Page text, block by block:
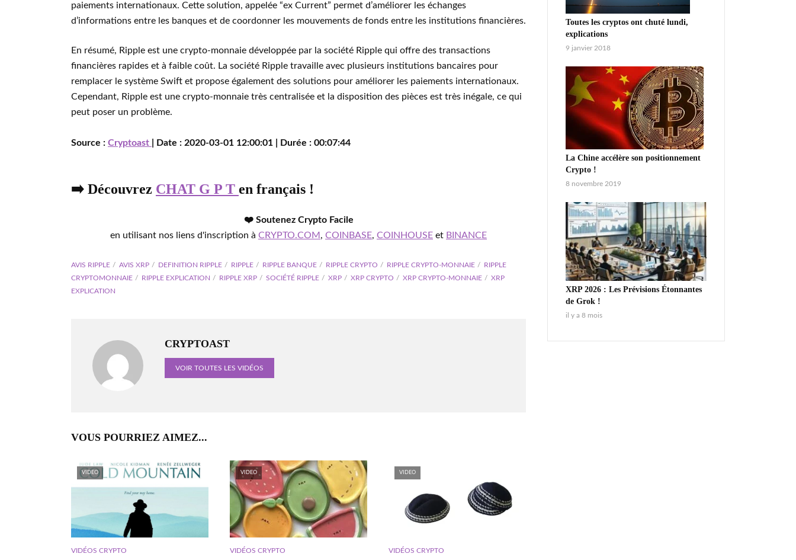
paiements internationaux. Cette solution, appelée “ex Current” permet d’améliorer les échanges
d’informations entre les banques et de coordonner les mouvements de fonds entre les institutions financières.
En résumé, Ripple est une crypto-monnaie développée par la société Ripple qui offre des transactions
financières rapides et à faible coût. La société Ripple travaille avec plusieurs institutions bancaires pour
remplacer le système Swift et propose également des solutions pour améliorer les paiements internationaux.
Cependant, Ripple est une crypto-monnaie très centralisée et la disposition des pièces est très inégale, ce qui
peut poser un problème.
Source : Cryptoast | Date : 2020-03-01 12:00:01 | Durée : 00:07:44
➡️ Découvrez CHAT G P T en français !
❤️ Soutenez Crypto Facile
en utilisant nos liens d'inscription à CRYPTO.COM , COINBASE, COINHOUSE et BINANCE
AVIS RIPPLE AVIS XRP DEFINITION RIPPLE RIPPLE RIPPLE BANQUE RIPPLE CRYPTO RIPPLE CRYPTO-MONNAIE
RIPPLE
CRYPTOMONNAIE
RIPPLE EXPLICATION RIPPLE XRP SOCIÉTÉ RIPPLE XRP XRP CRYPTO XRP CRYPTO-MONNAIE
XRP
EXPLICATION
CRYPTOAST
VOIR TOUTES LES VIDÉOS
VOUS POURRIEZ AIMEZ...
VIDEO
VIDÉOS CRYPTO
VIDEO
VIDÉOS CRYPTO
VIDEO
VIDÉOS CRYPTO
Toutes les cryptos ont chuté lundi,
explications
9 janvier 2018
La Chine accélère son positionnement
Crypto !
8 novembre 2019
XRP 2026 : Les Prévisions Étonnantes
de Grok !
il y a 8 mois